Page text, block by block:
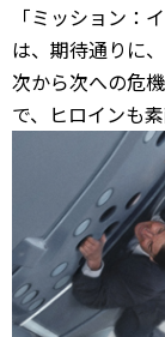
「ミッション：
は、期待通りに
次から次への危
で、ヒロインも